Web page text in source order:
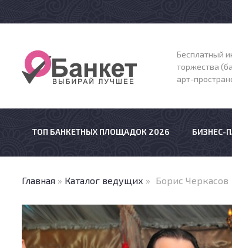
Бесплатный
торжества
арт-
ТОП БАНКЕТНЫХ ПЛОЩАДОК 2026 БИЗНЕС-
Главная » Каталог ведущих » Борис Черкасов